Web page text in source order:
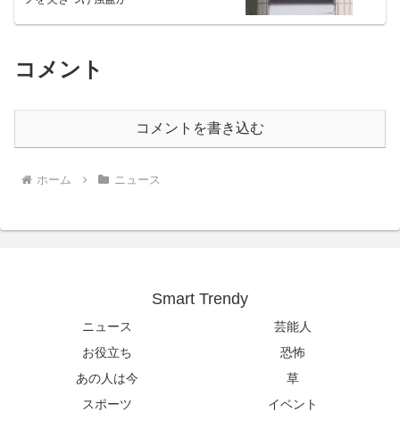
コメント
コメントを書き込む
ホーム ニュース
Smart Trendy
ニュース
芸能人
お役立ち
恐怖
あの人は今
草
スポーツ
イベント